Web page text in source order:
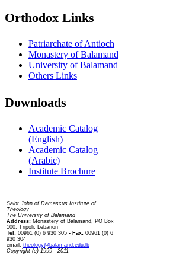
Orthodox Links
Patriarchate of Antioch
Monastery of Balamand
University of Balamand
Others Links
Downloads
Academic Catalog
(English)
Academic Catalog
(Arabic)
Institute Brochure
Saint John of Damascus Institute of
Theology
The University of Balamand
Address: Monastery of Balamand, PO Box
100, Tripoli, Lebanon
Tel: 00961 (0) 6 930 305 - Fax: 00961 (0) 6
930 304
email: theology@balamand.edu.lb
Copyright (c) 1999 - 2011